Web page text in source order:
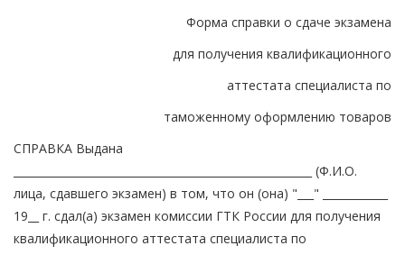
Форма справки о сдаче экзамена
для получения квалификационного
аттестата специалиста по
таможенному оформлению товаров
СПРАВКА Выдана
_______________________________________________________ (Ф.И.О.
лица, сдавшего экзамен) в том, что он (она) "___" ____________
19__ г. сдал(а) экзамен комиссии ГТК России для получения
квалификационного аттестата специалиста по